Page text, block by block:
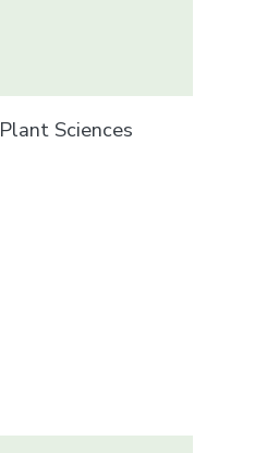
Plant Sciences